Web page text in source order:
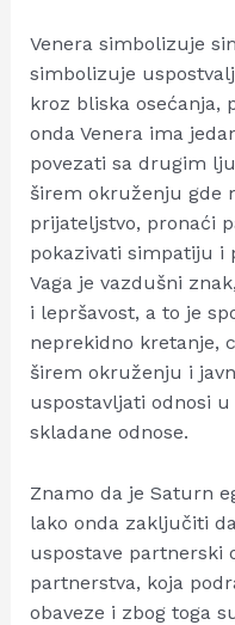
Venera simbolizuje
simbolizuje
kroz bliska osećanja,
onda Venera ima
povezati sa drugim
širem okruženju gde
prijateljstvo, pronaći
pokazivati simpatiju i
Vaga je vazdušni
i lepršavost, a to je
neprekidno kretanje,
širem okruženju i
uspostavljati odnosi
skladane odnose.
Znamo da je Saturn
lako onda zaključiti
uspostave partnerski
partnerstva, koja
obaveze i zbog toga